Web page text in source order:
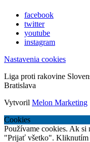
facebook
twitter
youtube
instagram
Nastavenia cookies
Liga proti rakovine
Bratislava
Vytvoril Melon Marketing
Cookies
Používame cookies. Ak
"Prijať všetko". Kliknutím